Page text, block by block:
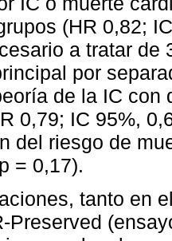
(HR 0,82;
a tratar de
por
de la IC con
0,79; IC 95%,
del riesgo de
= 0,17).
tanto en
Preserved